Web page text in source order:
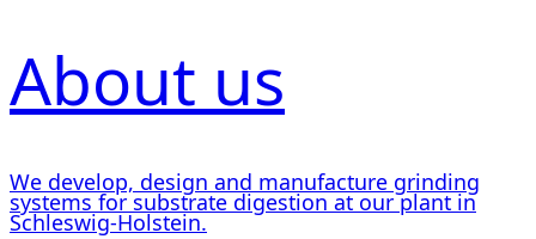
About us
We develop, design and manufacture grinding
systems for substrate digestion at our plant in
Schleswig-Holstein.